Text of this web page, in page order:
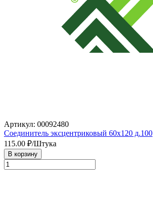
Артикул: 00092480
Соединитель эксцентриковый 60х120 д.100
115.00 ₽/Штука
В корзину